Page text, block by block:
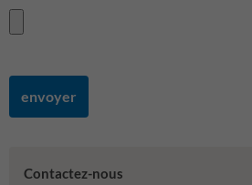
envoyer
Contactez-nous